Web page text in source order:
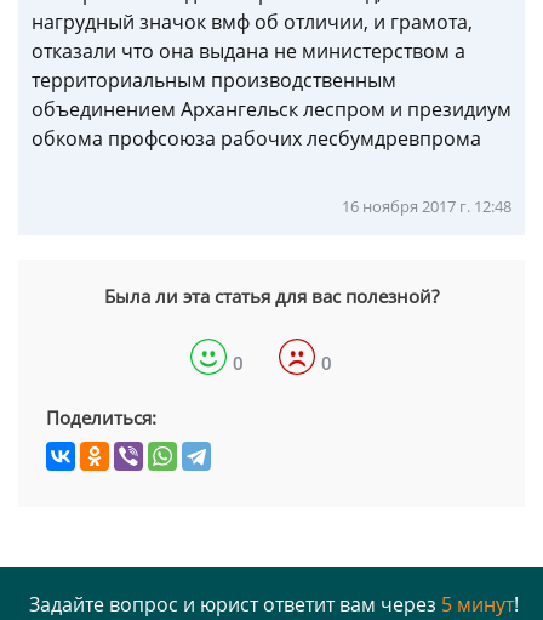
нагрудный значок вмф об отличии, и грамота,
отказали что она выдана не министерством а
территориальным производственным
объединением Архангельск леспром и президиум
обкома профсоюза рабочих лесбумдревпрома
16 ноября 2017 г. 12:48
Была ли эта статья для вас полезной?
0 0
Поделиться:
Задайте вопрос и юрист ответит вам через 5 минут!